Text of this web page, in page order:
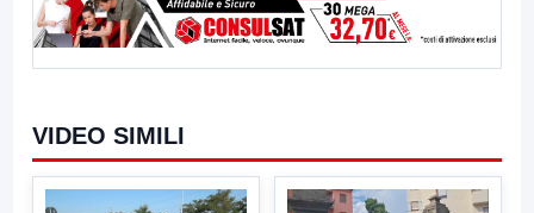
VIDEO SIMILI